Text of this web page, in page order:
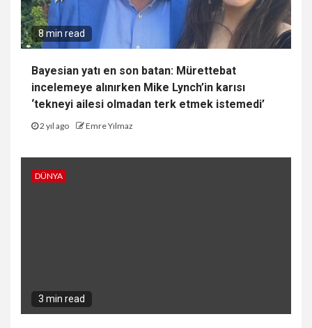
8 min read
Bayesian yatı en son batan: Mürettebat
incelemeye alınırken Mike Lynch’in karısı
‘tekneyi ailesi olmadan terk etmek istemedi’
2 yıl ago Emre Yılmaz
DÜNYA
3 min read